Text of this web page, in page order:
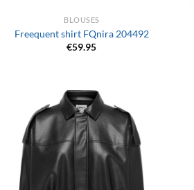
BLOUSES
Freequent shirt FQnira 204492
€59.95